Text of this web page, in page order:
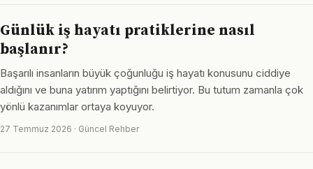
Günlük iş hayatı pratiklerine nasıl
başlanır?
Başarılı insanların büyük çoğunluğu iş hayatı konusunu ciddiye
aldığını ve buna yatırım yaptığını belirtiyor. Bu tutum zamanla çok
yönlü kazanımlar ortaya koyuyor.
27 Temmuz 2026 · Güncel Rehber